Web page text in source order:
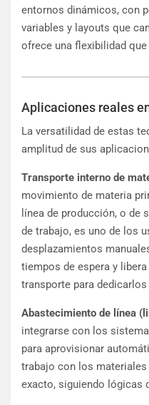
entornos dinámicos, con
variables y layouts que
ofrece una flexibilidad
Aplicaciones reales
La versatilidad de estas
amplitud de sus
Transporte interno de
movimiento de materia
línea de producción, o de
de trabajo, es uno de los
desplazamientos
tiempos de espera y
transporte para
Abastecimiento de línea
integrarse con los
para aprovisionar
trabajo con los
exacto, siguiendo lógicas